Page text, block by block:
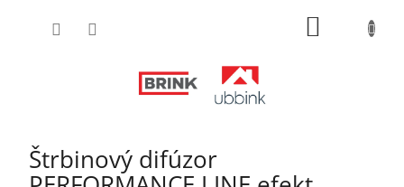
Štrbinový difúzor